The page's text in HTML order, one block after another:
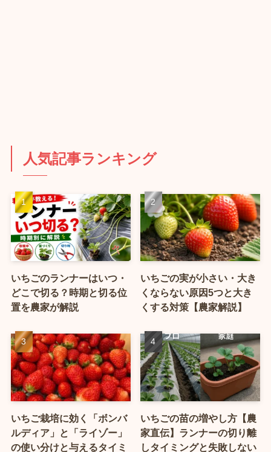
人気記事ランキング
いちごのランナーはいつ・
どこで切る？時期と切る位
置を農家が解説
いちごの実が小さい・大き
くならない原因5つと大き
くする対策【農家解説】
いちご栽培に効く「ボンバ
ルディア」と「ライゾー」
の使い分けと与えるタイミ
いちごの苗の増やし方【農
家直伝】ランナーの切り離
しタイミングと失敗しない